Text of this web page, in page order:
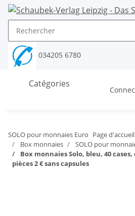
034205 6780
Catégories
SOLO pour monnaies Euro Page d'accueil
Box monnaies
SOLO pour
Box monnaies Solo, bleu, 40
pièces 2 € sans capsules